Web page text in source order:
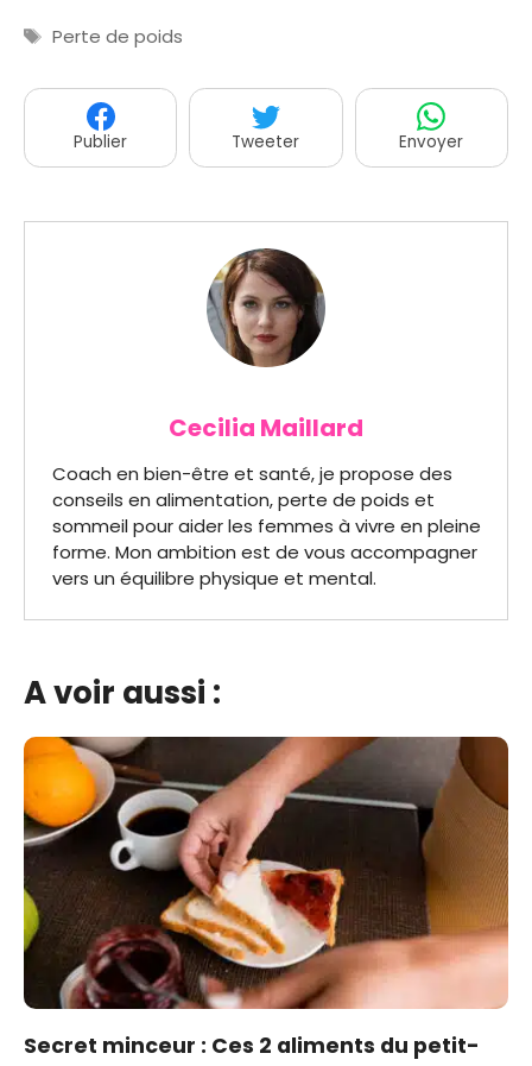
Étiquettes
Perte de poids
Publier Tweeter Envoyer
Cecilia Maillard
Coach en bien-être et santé, je propose des
conseils en alimentation, perte de poids et
sommeil pour aider les femmes à vivre en pleine
forme. Mon ambition est de vous accompagner
vers un équilibre physique et mental.
A voir aussi :
Secret minceur : Ces 2 aliments du petit-